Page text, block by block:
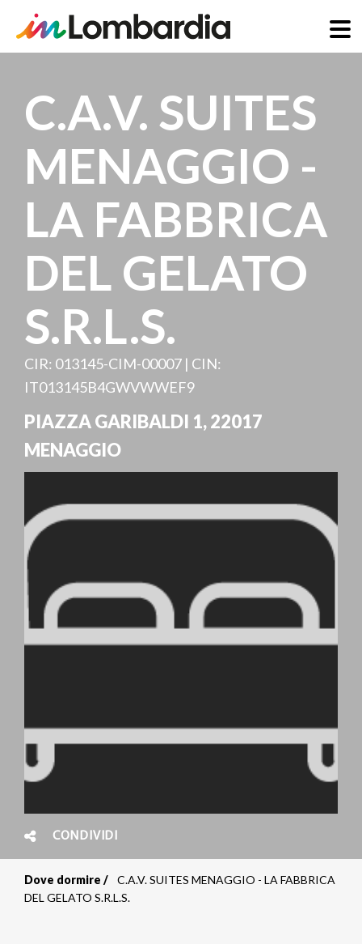
contenuto
principale
C.A.V. SUITES
MENAGGIO -
LA FABBRICA
DEL GELATO
S.R.L.S.
CIR: 013145-CIM-00007 | CIN:
IT013145B4GWVWWEF9
PIAZZA GARIBALDI 1,22017
MENAGGIO
CONDIVIDI
Briciole
Dove dormire
C.A.V. SUITES MENAGGIO - LA FABBRICA
DEL GELATO S.R.L.S.